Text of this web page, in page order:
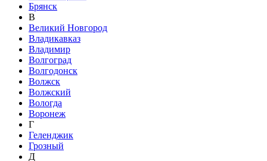
Брянск
В
Великий Новгород
Владикавказ
Владимир
Волгоград
Волгодонск
Волжск
Волжский
Вологда
Воронеж
Г
Геленджик
Грозный
Д